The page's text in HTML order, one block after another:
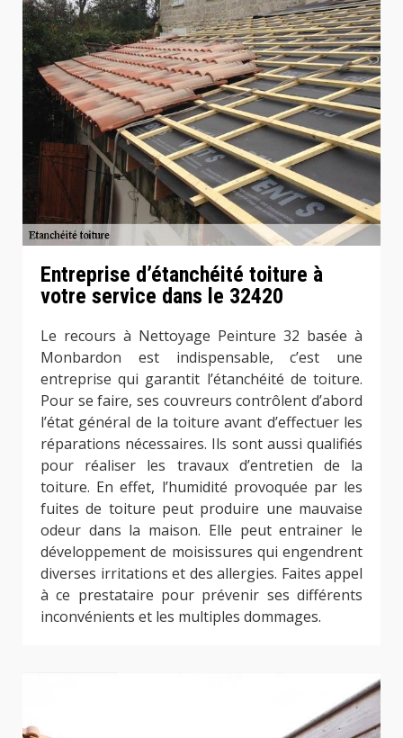
Entreprise d’étanchéité toiture à
votre service dans le 32420
Le recours à Nettoyage Peinture 32 basée à
Monbardon est indispensable, c’est une
entreprise qui garantit l’étanchéité de toiture.
Pour se faire, ses couvreurs contrôlent d’abord
l’état général de la toiture avant d’effectuer les
réparations nécessaires. Ils sont aussi qualifiés
pour réaliser les travaux d’entretien de la
toiture. En effet, l’humidité provoquée par les
fuites de toiture peut produire une mauvaise
odeur dans la maison. Elle peut entrainer le
développement de moisissures qui engendrent
diverses irritations et des allergies. Faites appel
à ce prestataire pour prévenir ses différents
inconvénients et les multiples dommages.